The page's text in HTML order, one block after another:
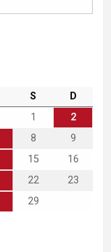
S
D
1
2
8
9
15
16
22
23
29